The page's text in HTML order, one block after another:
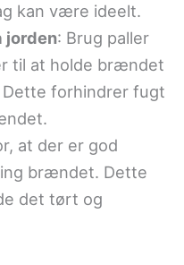
kan være ideelt.
jorden: Brug paller
til at holde brændet
forhindrer fugt
at der er god
brændet. Dette
det tørt og